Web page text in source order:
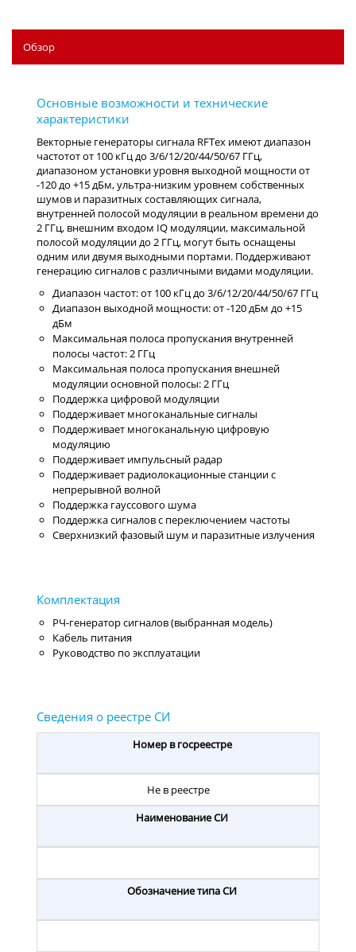
Обзор
Векторные генераторы сигнала RFТех имеют диапазон
частотот от 100 кГц до 3/6/12/20/44/50/67 ГГц,
диапазоном установки уровня выходной мощности от
-120 до +15 дБм, ультра-низким уровнем собственных
шумов и паразитных составляющих сигнала,
внутренней полосой модуляции в реальном времени до
2 ГГц, внешним входом IQ модуляции, максимальной
полосой модуляции до 2 ГГц, могут быть оснащены
одним или двумя выходными портами. Поддерживают
генерацию сигналов с различными видами модуляции.
Диапазон частот: от 100 кГц до 3/6/12/20/44/50/67 ГГц
Диапазон выходной мощности: от -120 дБм до +15
дБм
Максимальная полоса пропускания внутренней
полосы частот: 2 ГГц
Максимальная полоса пропускания внешней
модуляции основной полосы: 2 ГГц
Поддержка цифровой модуляции
Поддерживает многоканальные сигналы
Поддерживает многоканальную цифровую
модуляцию
Поддерживает импульсный радар
Поддерживает радиолокационные станции с
непрерывной волной
Поддержка гауссового шума
Поддержка сигналов с переключением частоты
Сверхнизкий фазовый шум и паразитные излучения
РЧ-генератор сигналов (выбранная модель)
Кабель питания
Руководство по эксплуатации
Номер в госреестре
Не в реестре
Наименование СИ
Обозначение типа СИ